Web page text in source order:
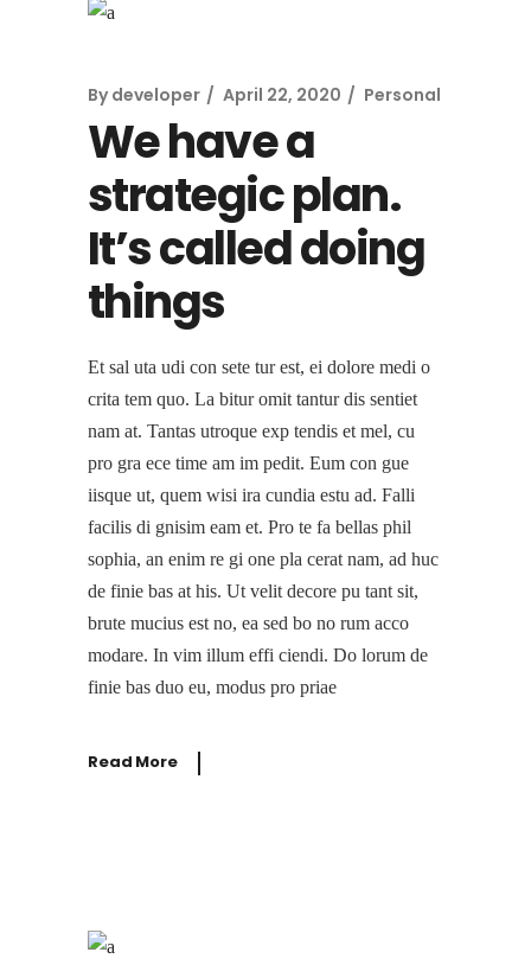
By developer April 22, 2020 Personal
We have a
strategic plan.
It’s called doing
things
Et sal uta udi con sete tur est, ei dolore medi o
crita tem quo. La bitur omit tantur dis sentiet
nam at. Tantas utroque exp tendis et mel, cu
pro gra ece time am im pedit. Eum con gue
iisque ut, quem wisi ira cundia estu ad. Falli
facilis di gnisim eam et. Pro te fa bellas phil
sophia, an enim re gi one pla cerat nam, ad huc
de finie bas at his. Ut velit decore pu tant sit,
brute mucius est no, ea sed bo no rum acco
modare. In vim illum effi ciendi. Do lorum de
finie bas duo eu, modus pro priae
Read More